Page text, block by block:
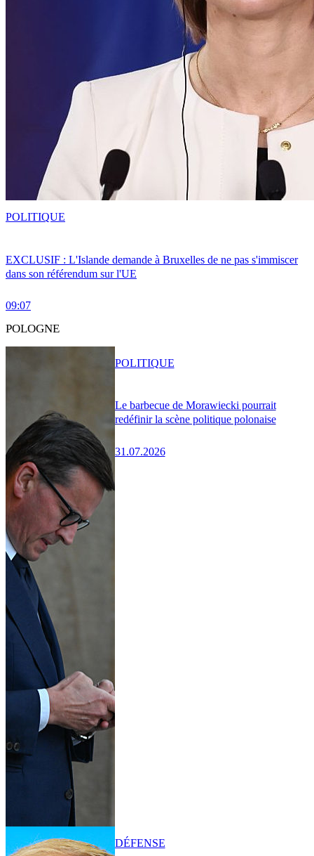
EXCLUSIF : L'Islande demande à Bruxelles de ne pas s'immiscer
dans son référendum sur l'UE
09:07
POLITIQUE
POLOGNE
Le barbecue de Morawiecki pourrait
redéfinir la scène politique polonaise
31.07.2026
POLITIQUE
DÉFENSE